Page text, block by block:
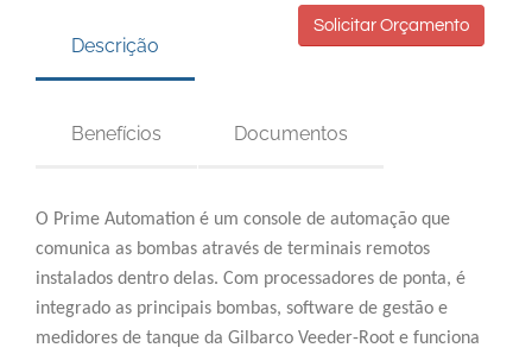
Australia
中国
South East Asia
Solicitar Orçamento
Descrição
Benefícios Documentos
O Prime Automation é um console de automação que
comunica as bombas através de terminais remotos
instalados dentro delas. Com processadores de ponta, é
integrado as principais bombas, software de gestão e
medidores de tanque da Gilbarco Veeder-Root e funciona